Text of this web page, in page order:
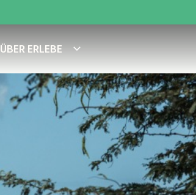
ÜBER ERLEBE